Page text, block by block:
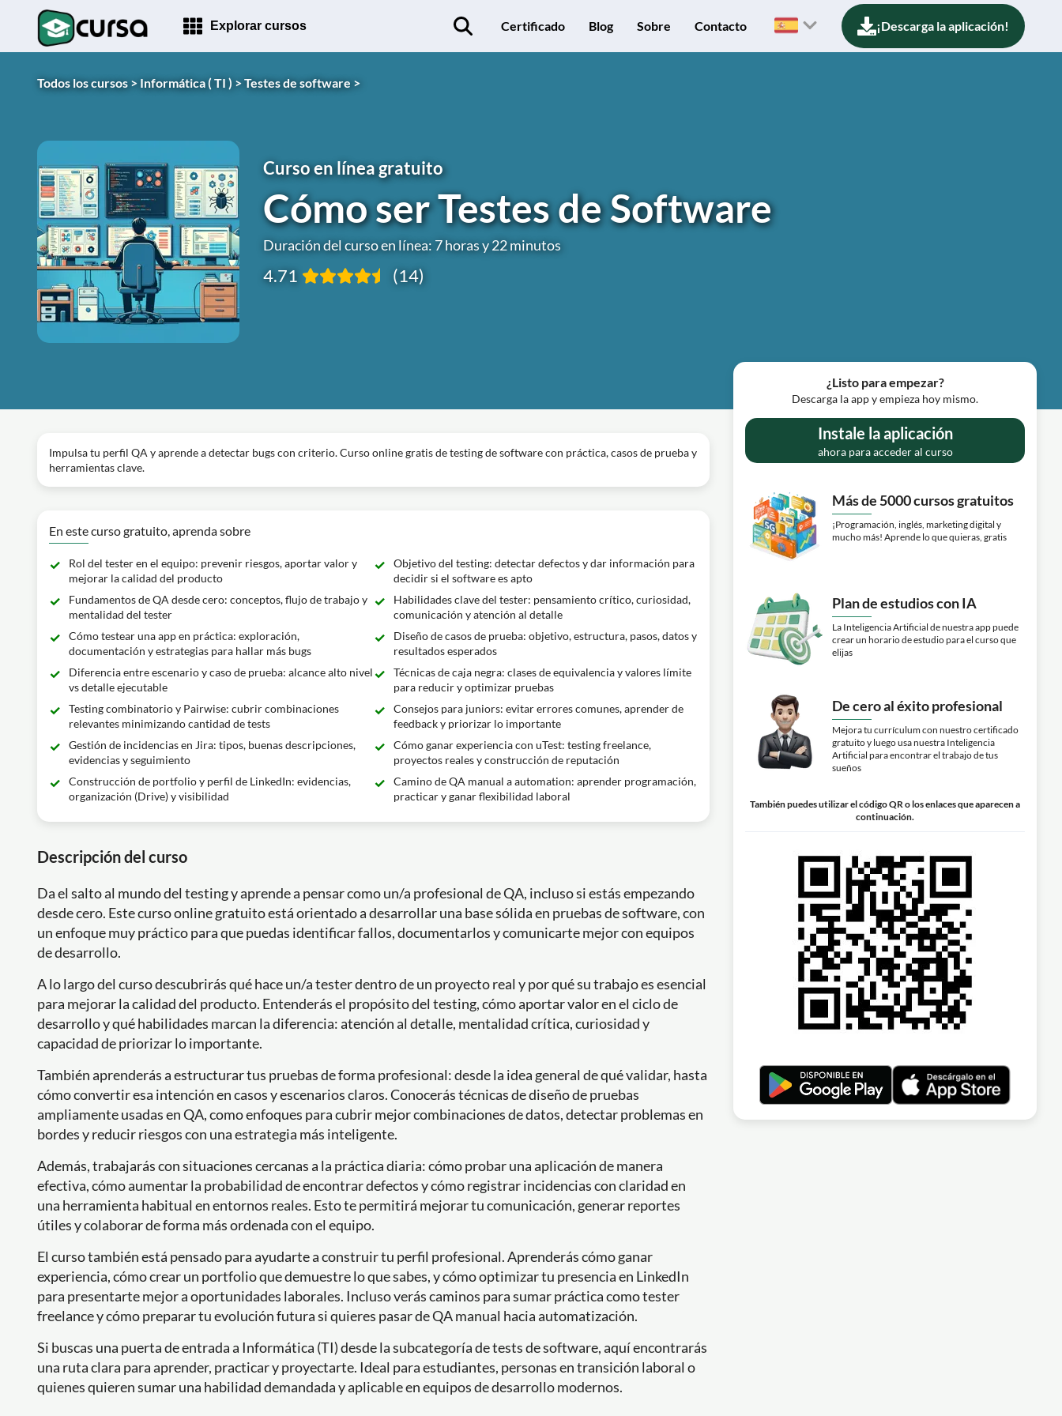
Explorar cursos Certificado Blog Sobre Contacto ¡Descarga la aplicación!
Todos los cursos > Informática ( TI ) >Testes de software >
Curso en línea gratuito
Cómo ser Testes de Software
Duración del curso en línea: 7 horas y 22 minutos
4.71 (14)
Impulsa tu perfil QA y aprende a detectar bugs con criterio. Curso online gratis de testing de software con práctica, casos de prueba y
herramientas clave.
En este curso gratuito, aprenda sobre
Rol del tester en el equipo: prevenir riesgos, aportar valor y
mejorar la calidad del producto
Objetivo del testing: detectar defectos y dar información para
decidir si el software es apto
Fundamentos de QA desde cero: conceptos, flujo de trabajo y
mentalidad del tester
Habilidades clave del tester: pensamiento crítico, curiosidad,
comunicación y atención al detalle
Cómo testear una app en práctica: exploración,
documentación y estrategias para hallar más bugs
Diseño de casos de prueba: objetivo, estructura, pasos, datos y
resultados esperados
Diferencia entre escenario y caso de prueba: alcance alto nivel
vs detalle ejecutable
Técnicas de caja negra: clases de equivalencia y valores límite
para reducir y optimizar pruebas
Testing combinatorio y Pairwise: cubrir combinaciones
relevantes minimizando cantidad de tests
Consejos para juniors: evitar errores comunes, aprender de
feedback y priorizar lo importante
Gestión de incidencias en Jira: tipos, buenas descripciones,
evidencias y seguimiento
Cómo ganar experiencia con uTest: testing freelance,
proyectos reales y construcción de reputación
Construcción de portfolio y perfil de LinkedIn: evidencias,
organización (Drive) y visibilidad
Camino de QA manual a automation: aprender programación,
practicar y ganar flexibilidad laboral
Descripción del curso
Da el salto al mundo del testing y aprende a pensar como un/a profesional de QA, incluso si estás empezando
desde cero. Este curso online gratuito está orientado a desarrollar una base sólida en pruebas de software, con
un enfoque muy práctico para que puedas identificar fallos, documentarlos y comunicarte mejor con equipos
de desarrollo.
A lo largo del curso descubrirás qué hace un/a tester dentro de un proyecto real y por qué su trabajo es esencial
para mejorar la calidad del producto. Entenderás el propósito del testing, cómo aportar valor en el ciclo de
desarrollo y qué habilidades marcan la diferencia: atención al detalle, mentalidad crítica, curiosidad y
capacidad de priorizar lo importante.
También aprenderás a estructurar tus pruebas de forma profesional: desde la idea general de qué validar, hasta
cómo convertir esa intención en casos y escenarios claros. Conocerás técnicas de diseño de pruebas
ampliamente usadas en QA, como enfoques para cubrir mejor combinaciones de datos, detectar problemas en
bordes y reducir riesgos con una estrategia más inteligente.
Además, trabajarás con situaciones cercanas a la práctica diaria: cómo probar una aplicación de manera
efectiva, cómo aumentar la probabilidad de encontrar defectos y cómo registrar incidencias con claridad en
una herramienta habitual en entornos reales. Esto te permitirá mejorar tu comunicación, generar reportes
útiles y colaborar de forma más ordenada con el equipo.
El curso también está pensado para ayudarte a construir tu perfil profesional. Aprenderás cómo ganar
experiencia, cómo crear un portfolio que demuestre lo que sabes, y cómo optimizar tu presencia en LinkedIn
para presentarte mejor a oportunidades laborales. Incluso verás caminos para sumar práctica como tester
freelance y cómo preparar tu evolución futura si quieres pasar de QA manual hacia automatización.
Si buscas una puerta de entrada a Informática (TI) desde la subcategoría de tests de software, aquí encontrarás
una ruta clara para aprender, practicar y proyectarte. Ideal para estudiantes, personas en transición laboral o
quienes quieren sumar una habilidad demandada y aplicable en equipos de desarrollo modernos.
¿Listo para empezar?
Descarga la app y empieza hoy mismo.
Instale la aplicación
ahora para acceder al curso
Más de 5000 cursos gratuitos
¡Programación, inglés, marketing digital y
mucho más! Aprende lo que quieras, gratis
Plan de estudios con IA
La Inteligencia Artificial de nuestra app puede
crear un horario de estudio para el curso que
elijas
De cero al éxito profesional
Mejora tu currículum con nuestro certificado
gratuito y luego usa nuestra Inteligencia
Artificial para encontrar el trabajo de tus
sueños
También puedes utilizar el código QR o los enlaces que aparecen a
continuación.